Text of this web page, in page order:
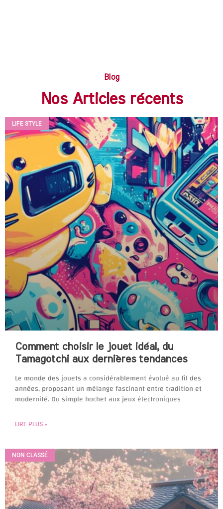
Blog
Nos Articles récents
LIFE STYLE
Comment choisir le jouet idéal, du
Tamagotchi aux dernières tendances
Le monde des jouets a considérablement évolué au fil des
années, proposant un mélange fascinant entre tradition et
modernité. Du simple hochet aux jeux électroniques
LIRE PLUS »
NON CLASSÉ